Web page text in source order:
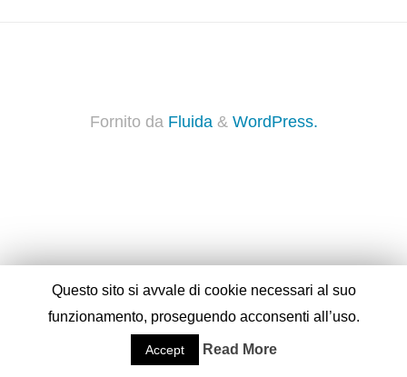
Fornito daFluida& WordPress.
Questo sito si avvale di cookie necessari al suo
funzionamento, proseguendo acconsenti all’uso.
Accept Read More